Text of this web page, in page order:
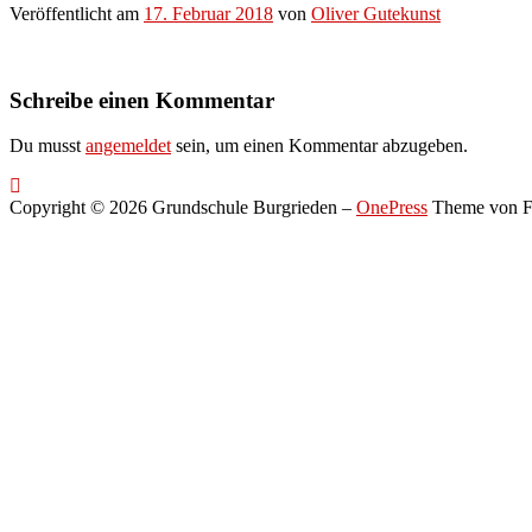
Veröffentlicht am 17. Februar 2018 von Oliver Gutekunst
Schreibe einen Kommentar
Du musst angemeldet sein, um einen Kommentar abzugeben.
Copyright © 2026 Grundschule Burgrieden – OnePress Theme von